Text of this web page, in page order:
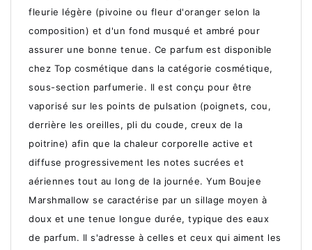
fleurie légère (pivoine ou fleur d'oranger selon la
composition) et d'un fond musqué et ambré pour
assurer une bonne tenue. Ce parfum est disponible
chez Top cosmétique dans la catégorie cosmétique,
sous-section parfumerie. Il est conçu pour être
vaporisé sur les points de pulsation (poignets, cou,
derrière les oreilles, pli du coude, creux de la
poitrine) afin que la chaleur corporelle active et
diffuse progressivement les notes sucrées et
aériennes tout au long de la journée. Yum Boujee
Marshmallow se caractérise par un sillage moyen à
doux et une tenue longue durée, typique des eaux
de parfum. Il s'adresse à celles et ceux qui aiment les